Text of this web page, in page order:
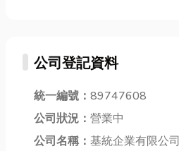
公司登記資料
統一編號： 89747608
公司狀況： 營業中
公司名稱： 基統企業有限公司